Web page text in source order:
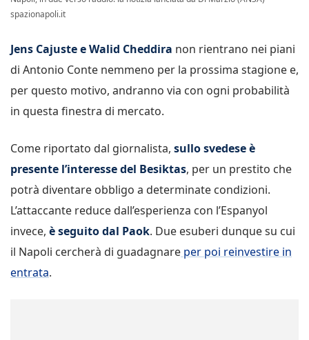
spazionapoli.it
Jens Cajuste e Walid Cheddira non rientrano nei piani
di Antonio Conte nemmeno per la prossima stagione e,
per questo motivo, andranno via con ogni probabilità
in questa finestra di mercato.
Come riportato dal giornalista, sullo svedese è
presente l’interesse del Besiktas, per un prestito che
potrà diventare obbligo a determinate condizioni.
L’attaccante reduce dall’esperienza con l’Espanyol
invece, è seguito dal Paok. Due esuberi dunque su cui
il Napoli cercherà di guadagnare per poi reinvestire in
entrata.